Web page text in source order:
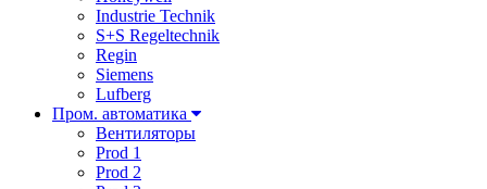
Industrie Technik
S+S Regeltechnik
Regin
Siemens
Lufberg
Пром. автоматика
Вентиляторы
Prod 1
Prod 2